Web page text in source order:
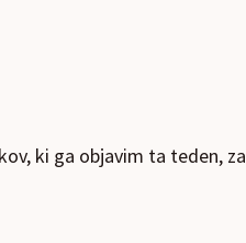
ki ga objavim ta teden, za